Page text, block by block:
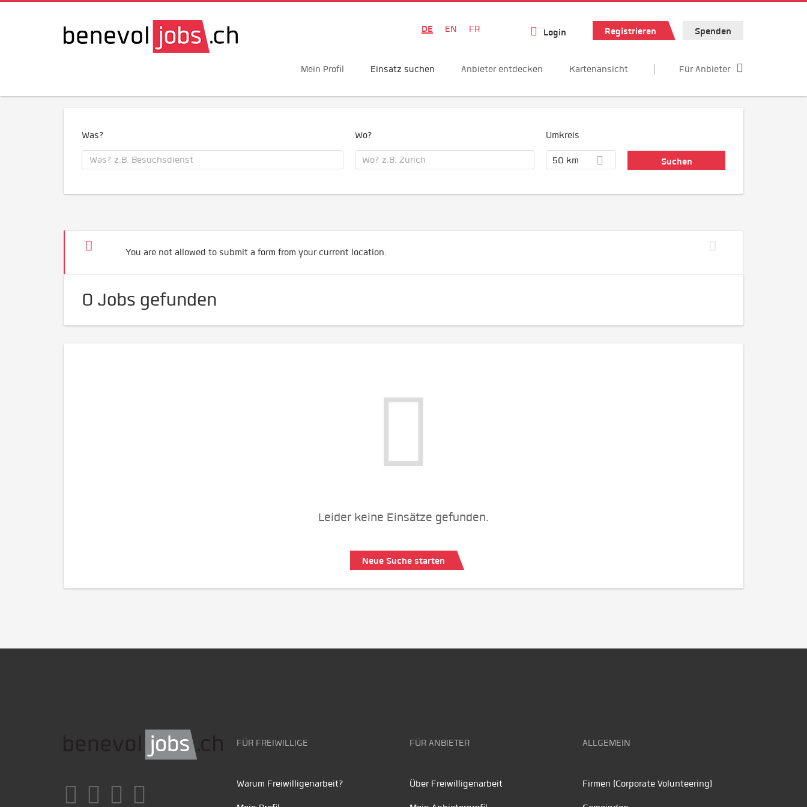
DE EN FR Login Registrieren Spenden
Mein Profil Einsatz suchen Anbieter entdecken Kartenansicht Für Anbieter
Was? Wo? Umkreis
50 km
You are not allowed to submit a form from your current location.
0 Jobs gefunden
Leider keine Einsätze gefunden.
Neue Suche starten
FÜR FREIWILLIGE
Warum Freiwilligenarbeit?
FÜR ANBIETER
Über Freiwilligenarbeit
ALLGEMEIN
Firmen (Corporate Volunteering)